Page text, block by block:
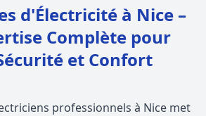
d'Électricité à Nice –
Complète pour
et Confort
professionnels à Nice met